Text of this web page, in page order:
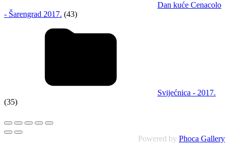
Dan kuće Cenacolo
- Šarengrad 2017. (43)
Svijećnica - 2017.
(35)
Powered by Phoca Gallery